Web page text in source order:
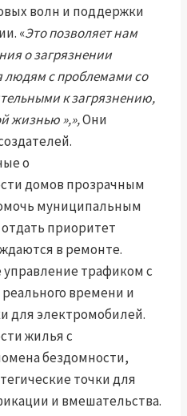
волн и поддержки
«Это позволяет нам
о загрязнении
людям с проблемами со
к загрязнению,
жизнью »,»,Они
о
домов прозрачным
муниципальным
приоритет
в ремонте.
трафиком с
времени и
для электромобилей.
жилья с
бездомности,
точки для
и вмешательства.